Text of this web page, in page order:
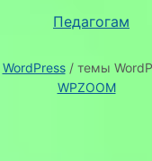
Педагогам
WordPress/ темы
WPZOOM